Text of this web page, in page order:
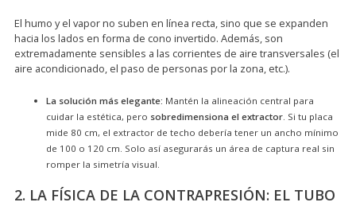
El humo y el vapor no suben en línea recta, sino que se expanden
hacia los lados en forma de cono invertido. Además, son
extremadamente sensibles a las corrientes de aire transversales (el
aire acondicionado, el paso de personas por la zona, etc.).
La solución más elegante: Mantén la alineación central para
cuidar la estética, pero sobredimensiona el extractor . Si tu placa
mide 80 cm, el extractor de techo debería tener un ancho mínimo
de 100 o 120 cm. Solo así asegurarás un área de captura real sin
romper la simetría visual.
2. LA FÍSICA DE LA CONTRAPRESIÓN: EL TUBO